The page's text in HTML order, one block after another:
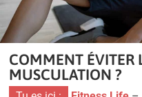
COMMENT ÉVITER
MUSCULATION ?